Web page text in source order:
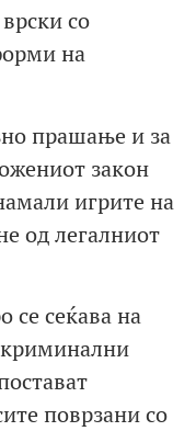
со
на
прашање и за
закон
игрите на
од легалниот
се сеќава на
криминални
поврзани со